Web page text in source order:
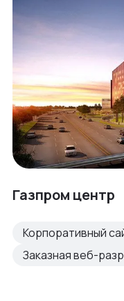
Газпром центр
Корпоративный
Заказная веб-